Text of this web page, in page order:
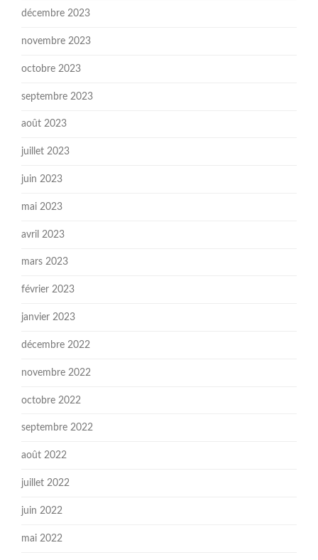
décembre 2023
novembre 2023
octobre 2023
septembre 2023
août 2023
juillet 2023
juin 2023
mai 2023
avril 2023
mars 2023
février 2023
janvier 2023
décembre 2022
novembre 2022
octobre 2022
septembre 2022
août 2022
juillet 2022
juin 2022
mai 2022